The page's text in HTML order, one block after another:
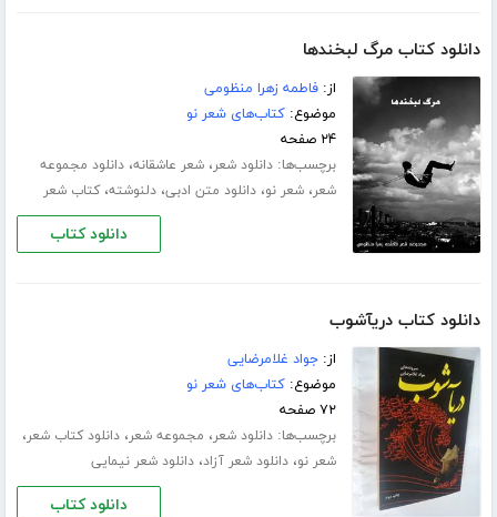
دانلود کتاب مرگ لبخندها
از:فاطمه زهرا منظومی
موضوع:کتاب‌های شعر نو
۲۴ صفحه
برچسب‌ها:دانلود شعر،شعر عاشقانه،دانلود مجموعه
شعر،شعر نو،دانلود متن ادبی،دلنوشته،کتاب شعر
دانلود کتاب
دانلود کتاب دریآشوب
از:جواد غلامرضایی
موضوع:کتاب‌های شعر نو
۷۲ صفحه
برچسب‌ها:دانلود شعر، مجموعه شعر،دانلود کتاب شعر،
شعر نو،دانلود شعر آزاد،دانلود شعر نیمایی
دانلود کتاب